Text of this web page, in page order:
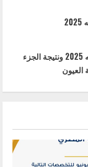
باقى نتائج امتحان الجزء الثانى دور يونيه 2025 ونتيجة الجزء